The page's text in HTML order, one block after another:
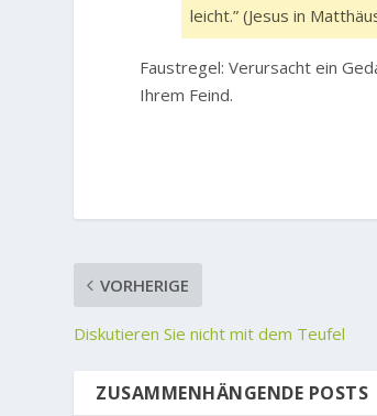
leicht.” (Jesus in
Faustregel: Verursacht ein
Ihrem Feind.
VORHERIGE
Diskutieren Sie nicht mit dem Teufel
ZUSAMMENHÄNGENDE POSTS